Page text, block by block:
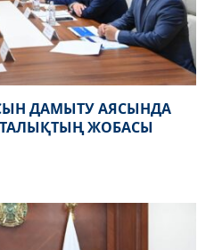
ДАМЫТУ АЯСЫНДА
ЖОБАСЫ